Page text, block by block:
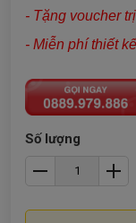
- Tặng voucher
- Miễn phí thiết
Số lượng